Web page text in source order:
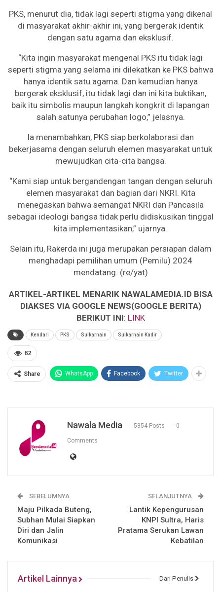
PKS, menurut dia, tidak lagi seperti stigma yang dikenal
di masyarakat akhir-akhir ini, yang bergerak identik
dengan satu agama dan eksklusif.
“Kita ingin masyarakat mengenal PKS itu tidak lagi
seperti stigma yang selama ini dilekatkan ke PKS bahwa
hanya identik satu agama. Dan kemudian hanya
bergerak eksklusif, itu tidak lagi dan ini kita buktikan,
baik itu simbolis maupun langkah kongkrit di lapangan
salah satunya perubahan logo,” jelasnya.
Ia menambahkan, PKS siap berkolaborasi dan
bekerjasama dengan seluruh elemen masyarakat untuk
mewujudkan cita-cita bangsa.
“Kami siap untuk bergandengan tangan dengan seluruh
elemen masyarakat dan bagian dari NKRI. Kita
menegaskan bahwa semangat NKRI dan Pancasila
sebagai ideologi bangsa tidak perlu didiskusikan tinggal
kita implementasikan,” ujarnya.
Selain itu, Rakerda ini juga merupakan persiapan dalam
menghadapi pemilihan umum (Pemilu) 2024
mendatang. (re/yat)
ARTIKEL-ARTIKEL MENARIK NAWALAMEDIA.ID BISA
DIAKSES VIA GOOGLE NEWS(GOOGLE BERITA)
BERIKUT INI: LINK
Kendari PKS Sulkarnain Sulkarnain Kadir
62
Share WhatsApp Facebook Twitter
Nawala Media 5354 Posts 0
Comments
SEBELUMNYA
Maju Pilkada Buteng,
Subhan Mulai Siapkan
Diri dan Jalin
Komunikasi
SELANJUTNYA
Lantik Kepengurusan
KNPI Sultra, Haris
Pratama Serukan Lawan
Kebatilan
Artikel Lainnya Dari Penulis